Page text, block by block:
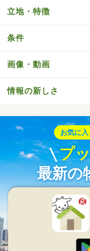
立地・特徴
条件
画像・動画
情報の新しさ
お気に入
プ
最新の